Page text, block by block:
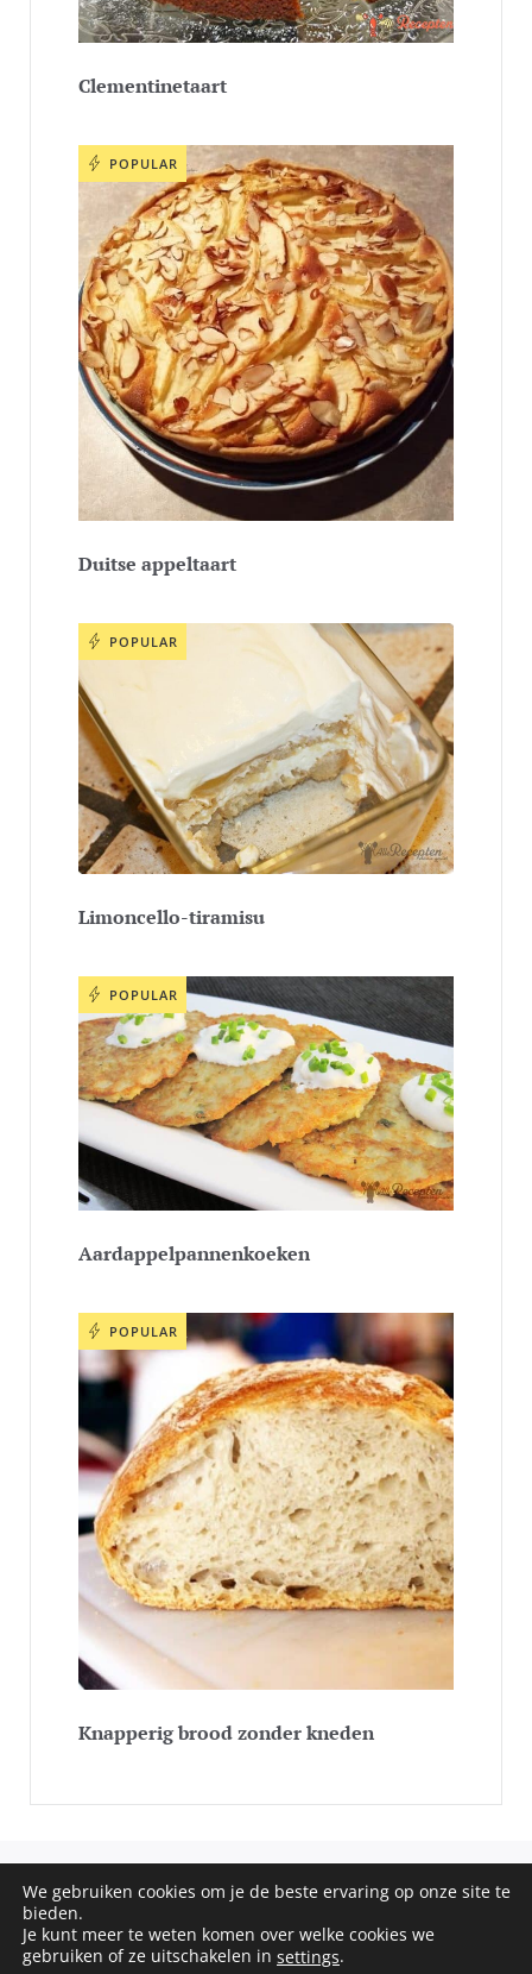
Clementinetaart
POPULAR
Duitse appeltaart
POPULAR
Limoncello-tiramisu
POPULAR
Aardappelpannenkoeken
POPULAR
Knapperig brood zonder kneden
COPYRIGHT © 2020 - 2026 SOS RECEPTEN. ALL RIGHTS
RESERVED
We gebruiken cookies om je de beste ervaring op onze site te
bieden.
Je kunt meer te weten komen over welke cookies we
gebruiken of ze uitschakelen in settings.